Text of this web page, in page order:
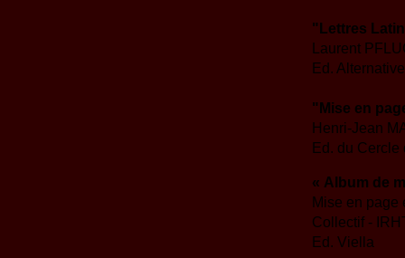
"Lettres
Laurent
Ed.
"Mise en
Henri-Jean
Ed. du
« Album de
Mise en page
Collectif -
Ed. Viella